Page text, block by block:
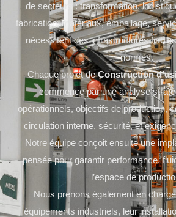
de secteurs : transformation,
fabrication, matériaux, emballage,
nécessitent des infrastructures
normes.
Chaque projet deConstruction
commence par une analyse
opérationnels, objectifs de production,
circulation interne, sécurité, et
Notre équipe conçoit ensuite une
pensée pour garantir performance,
l’espace de
Nous prenons également en
équipements industriels, leur